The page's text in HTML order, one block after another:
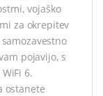
vojaško
za okrepitev
pojavijo, s
6.
ostanete